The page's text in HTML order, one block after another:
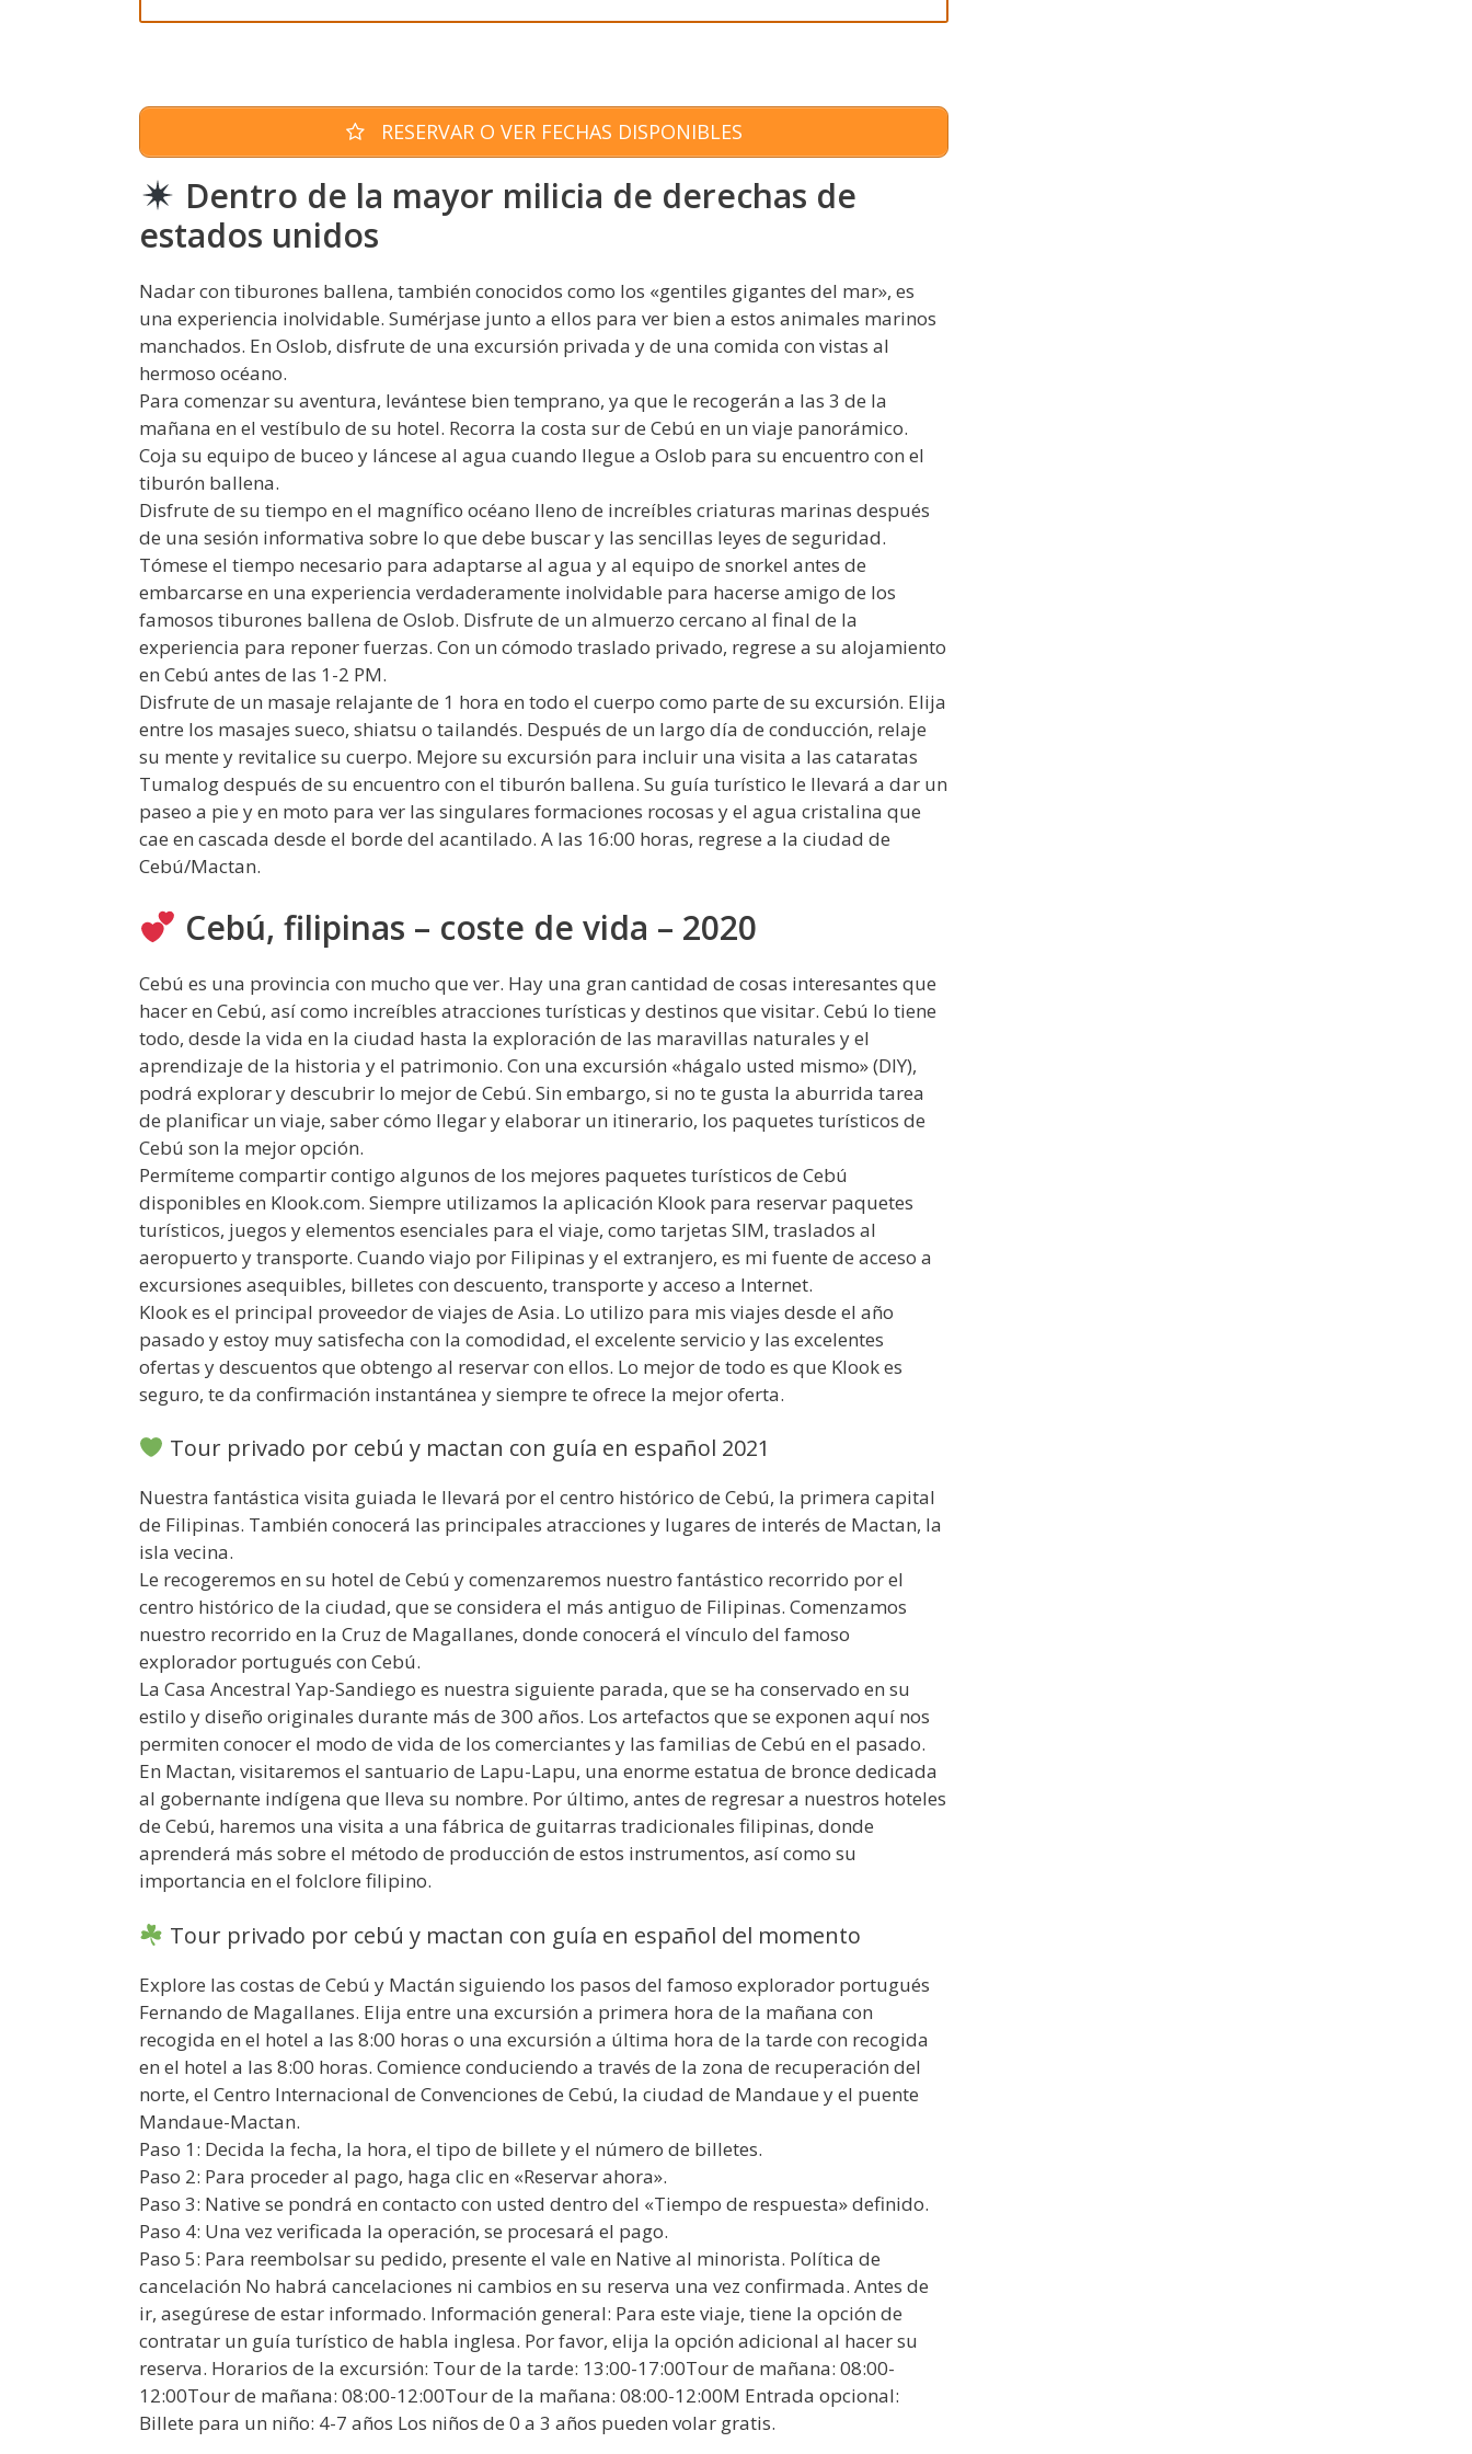
RESERVAR O VER FECHAS DISPONIBLES
Dentro de la mayor milicia de derechas de
estados unidos
Nadar con tiburones ballena, también conocidos como los «gentiles gigantes del mar», es
una experiencia inolvidable. Sumérjase junto a ellos para ver bien a estos animales marinos
manchados. En Oslob, disfrute de una excursión privada y de una comida con vistas al
hermoso océano.
Para comenzar su aventura, levántese bien temprano, ya que le recogerán a las 3 de la
mañana en el vestíbulo de su hotel. Recorra la costa sur de Cebú en un viaje panorámico.
Coja su equipo de buceo y láncese al agua cuando llegue a Oslob para su encuentro con el
tiburón ballena.
Disfrute de su tiempo en el magnífico océano lleno de increíbles criaturas marinas después
de una sesión informativa sobre lo que debe buscar y las sencillas leyes de seguridad.
Tómese el tiempo necesario para adaptarse al agua y al equipo de snorkel antes de
embarcarse en una experiencia verdaderamente inolvidable para hacerse amigo de los
famosos tiburones ballena de Oslob. Disfrute de un almuerzo cercano al final de la
experiencia para reponer fuerzas. Con un cómodo traslado privado, regrese a su alojamiento
en Cebú antes de las 1-2 PM.
Disfrute de un masaje relajante de 1 hora en todo el cuerpo como parte de su excursión. Elija
entre los masajes sueco, shiatsu o tailandés. Después de un largo día de conducción, relaje
su mente y revitalice su cuerpo. Mejore su excursión para incluir una visita a las cataratas
Tumalog después de su encuentro con el tiburón ballena. Su guía turístico le llevará a dar un
paseo a pie y en moto para ver las singulares formaciones rocosas y el agua cristalina que
cae en cascada desde el borde del acantilado. A las 16:00 horas, regrese a la ciudad de
Cebú/Mactan.
Cebú, filipinas – coste de vida – 2020
Cebú es una provincia con mucho que ver. Hay una gran cantidad de cosas interesantes que
hacer en Cebú, así como increíbles atracciones turísticas y destinos que visitar. Cebú lo tiene
todo, desde la vida en la ciudad hasta la exploración de las maravillas naturales y el
aprendizaje de la historia y el patrimonio. Con una excursión «hágalo usted mismo» (DIY),
podrá explorar y descubrir lo mejor de Cebú. Sin embargo, si no te gusta la aburrida tarea
de planificar un viaje, saber cómo llegar y elaborar un itinerario, los paquetes turísticos de
Cebú son la mejor opción.
Permíteme compartir contigo algunos de los mejores paquetes turísticos de Cebú
disponibles en Klook.com. Siempre utilizamos la aplicación Klook para reservar paquetes
turísticos, juegos y elementos esenciales para el viaje, como tarjetas SIM, traslados al
aeropuerto y transporte. Cuando viajo por Filipinas y el extranjero, es mi fuente de acceso a
excursiones asequibles, billetes con descuento, transporte y acceso a Internet.
Klook es el principal proveedor de viajes de Asia. Lo utilizo para mis viajes desde el año
pasado y estoy muy satisfecha con la comodidad, el excelente servicio y las excelentes
ofertas y descuentos que obtengo al reservar con ellos. Lo mejor de todo es que Klook es
seguro, te da confirmación instantánea y siempre te ofrece la mejor oferta.
Tour privado por cebú y mactan con guía en español 2021
Nuestra fantástica visita guiada le llevará por el centro histórico de Cebú, la primera capital
de Filipinas. También conocerá las principales atracciones y lugares de interés de Mactan, la
isla vecina.
Le recogeremos en su hotel de Cebú y comenzaremos nuestro fantástico recorrido por el
centro histórico de la ciudad, que se considera el más antiguo de Filipinas. Comenzamos
nuestro recorrido en la Cruz de Magallanes, donde conocerá el vínculo del famoso
explorador portugués con Cebú.
La Casa Ancestral Yap-Sandiego es nuestra siguiente parada, que se ha conservado en su
estilo y diseño originales durante más de 300 años. Los artefactos que se exponen aquí nos
permiten conocer el modo de vida de los comerciantes y las familias de Cebú en el pasado.
En Mactan, visitaremos el santuario de Lapu-Lapu, una enorme estatua de bronce dedicada
al gobernante indígena que lleva su nombre. Por último, antes de regresar a nuestros hoteles
de Cebú, haremos una visita a una fábrica de guitarras tradicionales filipinas, donde
aprenderá más sobre el método de producción de estos instrumentos, así como su
importancia en el folclore filipino.
Tour privado por cebú y mactan con guía en español del momento
Explore las costas de Cebú y Mactán siguiendo los pasos del famoso explorador portugués
Fernando de Magallanes. Elija entre una excursión a primera hora de la mañana con
recogida en el hotel a las 8:00 horas o una excursión a última hora de la tarde con recogida
en el hotel a las 8:00 horas. Comience conduciendo a través de la zona de recuperación del
norte, el Centro Internacional de Convenciones de Cebú, la ciudad de Mandaue y el puente
Mandaue-Mactan.
Paso 1: Decida la fecha, la hora, el tipo de billete y el número de billetes.
Paso 2: Para proceder al pago, haga clic en «Reservar ahora».
Paso 3: Native se pondrá en contacto con usted dentro del «Tiempo de respuesta» definido.
Paso 4: Una vez verificada la operación, se procesará el pago.
Paso 5: Para reembolsar su pedido, presente el vale en Native al minorista. Política de
cancelación No habrá cancelaciones ni cambios en su reserva una vez confirmada. Antes de
ir, asegúrese de estar informado. Información general: Para este viaje, tiene la opción de
contratar un guía turístico de habla inglesa. Por favor, elija la opción adicional al hacer su
reserva. Horarios de la excursión: Tour de la tarde: 13:00-17:00Tour de mañana: 08:00-
12:00Tour de mañana: 08:00-12:00Tour de la mañana: 08:00-12:00M Entrada opcional:
Billete para un niño: 4-7 años Los niños de 0 a 3 años pueden volar gratis.